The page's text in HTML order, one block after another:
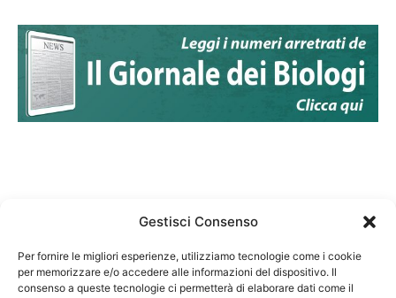
Gestisci Consenso
Per fornire le migliori esperienze, utilizziamo tecnologie come i cookie
per memorizzare e/o accedere alle informazioni del dispositivo. Il
consenso a queste tecnologie ci permetterà di elaborare dati come il
Federazione Nazionale Degli Ordini dei Biologi: